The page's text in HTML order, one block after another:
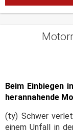
Beim Einbiegen
herannahende
(ty) Schwer
einem Unfall in